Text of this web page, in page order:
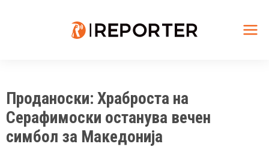
Проданоски: Храброста на
Серафимоски останува вечен
симбол за Македонија